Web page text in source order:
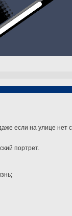
если на улице нет
портрет.